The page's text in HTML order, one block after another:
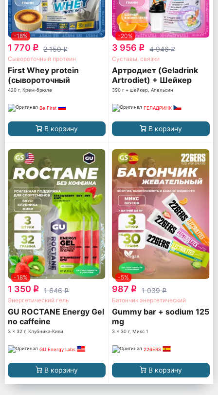
-18%
1 770 q 2 159q
Сывороточный протеин
First Whey protein
(сывороточный
протеин)
420 г, Крем-брюле
Be First
В корзину
-20%
3 956 q 4 946q
Суставы, связки
Артродиет (Geladrink
Artrodiet) + Шейкер
390 г + шейкер, Апельсин
ГЕЛАДРИНК
В корзину
-18%
1 350 q 1 646q
Энергетический гель
GU ROCTANE Energy Gel
no caffeine
3 x 32 г, Клубника-Киви
GU Energy Labs
В корзину
-5%
987 q 1 039q
Батончик энергетический
Gummy bar + sodium 125
mg
3 x 30 г, Микс 1
226ERS
В корзину